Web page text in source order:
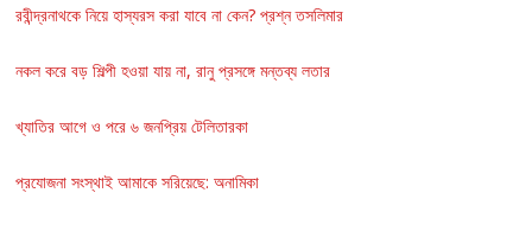
রবীন্দ্রনাথকে নিয়ে হাস্যরস করা যাবে না কেন? প্রশ্ন তসলিমার
নকল করে বড় শিল্পী হওয়া যায় না, রানু প্রসঙ্গে মন্তব্য লতার
খ্যাতির আগে ও পরে ৬ জনপ্রিয় টেলিতারকা
প্রযোজনা সংস্থাই আমাকে সরিয়েছে: অনামিকা